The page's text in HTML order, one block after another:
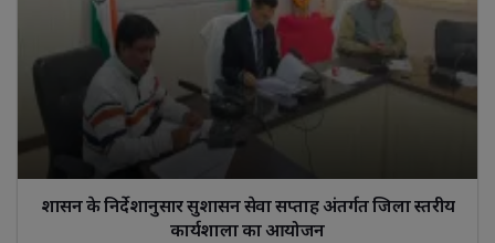
शासन के निर्देशानुसार सुशासन सेवा सप्ताह अंतर्गत जिला स्तरीय
कार्यशाला का आयोजन